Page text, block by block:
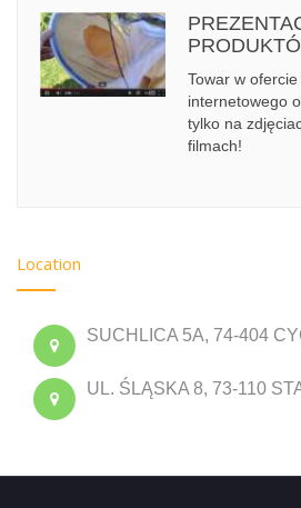
Towar w
internetowego
tylko na
filmach!
Location
SUCHLICA 5A, 74-404
UL. ŚLĄSKA 8, 73-110